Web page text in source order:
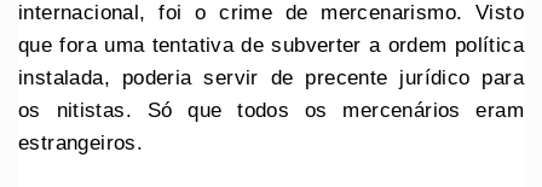
internacional, foi o crime de mercenarismo. Visto
que fora uma tentativa de subverter a ordem política
instalada, poderia servir de precente jurídico para
os nitistas. Só que todos os mercenários eram
estrangeiros.